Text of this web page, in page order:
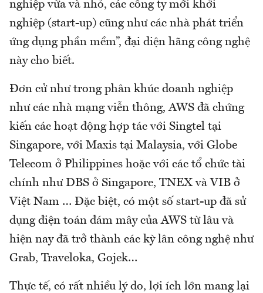
nghiệp vừa và nhỏ, các công ty mới khởi
nghiệp (start-up) cũng như các nhà phát triển
ứng dụng phần mềm”, đại diện hãng công nghệ
này cho biết.
Đơn cử như trong phân khúc doanh nghiệp
như các nhà mạng viễn thông, AWS đã chứng
kiến các hoạt động hợp tác với Singtel tại
Singapore, với Maxis tại Malaysia, với Globe
Telecom ở Philippines hoặc với các tổ chức tài
chính như DBS ở Singapore, TNEX và VIB ở
Việt Nam … Đặc biệt, có một số start-up đã sử
dụng điện toán đám mây của AWS từ lâu và
hiện nay đã trở thành các kỳ lân công nghệ như
Grab, Traveloka, Gojek…
Thực tế, có rất nhiều lý do, lợi ích lớn mang lại